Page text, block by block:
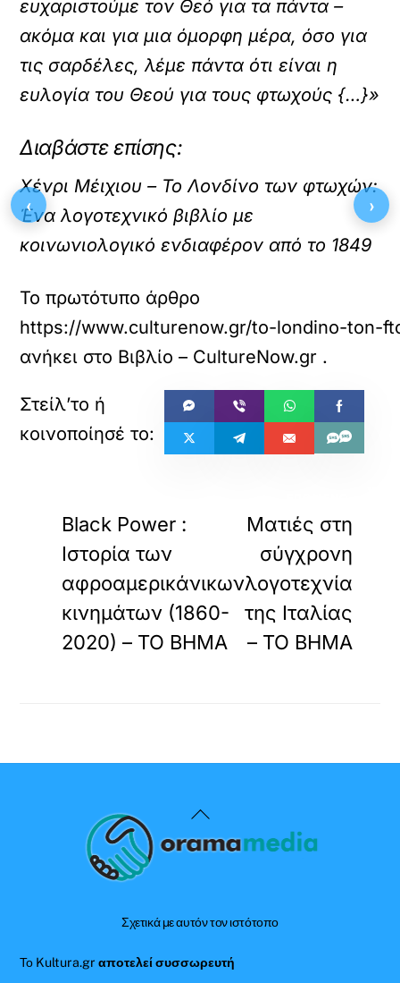
ευχαριστούμε τον Θεό για τα πάντα –
ακόμα και για μια όμορφη μέρα, όσο για
τις σαρδέλες, λέμε πάντα ότι είναι η
ευλογία του Θεού για τους φτωχούς {…}»
Διαβάστε επίσης:
Χένρι Μέιχιου – Το Λονδίνο των φτωχών:
Ένα λογοτεχνικό βιβλίο με
κοινωνιολογικό ενδιαφέρον από το 1849
Το πρωτότυπο άρθρο
https://www.culturenow.gr/to-londino-ton-
ανήκει στο Βιβλίο – CultureNow.gr .
Black Power :
Ιστορία των
αφροαμερικάνικων
κινημάτων (1860-
2020) – ΤΟ ΒΗΜΑ
Ματιές στη
σύγχρονη
λογοτεχνία
της Ιταλίας
– ΤΟ ΒΗΜΑ
Back
To
Σχετικά με αυτόν τον ιστότοπο
Το Kultura.grαποτελεί συσσωρευτή
‹ ›